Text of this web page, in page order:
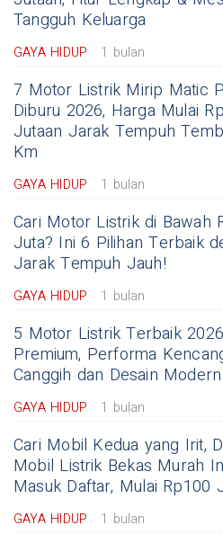
Tangguh Keluarga
GAYA HIDUP 1 bulan
7 Motor Listrik Mirip Matic
Diburu 2026, Harga Mulai
Jutaan Jarak Tempuh
Km
GAYA HIDUP 1 bulan
Cari Motor Listrik di Bawah
Juta? Ini 6 Pilihan Terbaik
Jarak Tempuh Jauh!
GAYA HIDUP 1 bulan
5 Motor Listrik Terbaik
Premium, Performa
Canggih dan Desain Modern
GAYA HIDUP 1 bulan
Cari Mobil Kedua yang Irit,
Mobil Listrik Bekas Murah
Masuk Daftar, Mulai Rp100
GAYA HIDUP 1 bulan